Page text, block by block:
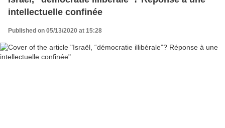
intellectuelle confinée
Published on 05/13/2020 at 15:28